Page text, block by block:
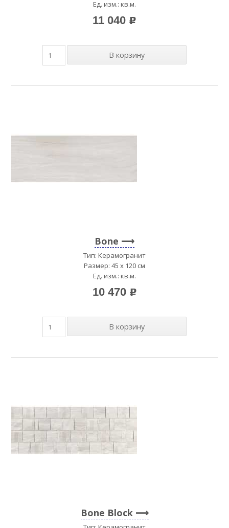
Ед. изм.: кв.м.
11 040 p
Bone
Тип: Керамогранит
Размер: 45 x 120 см
Ед. изм.: кв.м.
10 470 p
Bone Block